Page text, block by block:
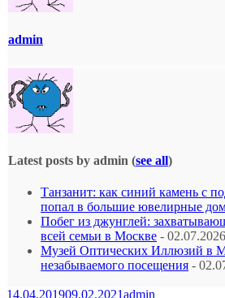
admin
Latest posts by admin (see all)
Танзанит: как синий камень с
попал в большие ювелирные
Побег из джунглей:
всей семьи в Москве - 02.07.2026
Музей Оптических Иллюзий в
незабываемого посещения -
14.04.201909.02.2021admin